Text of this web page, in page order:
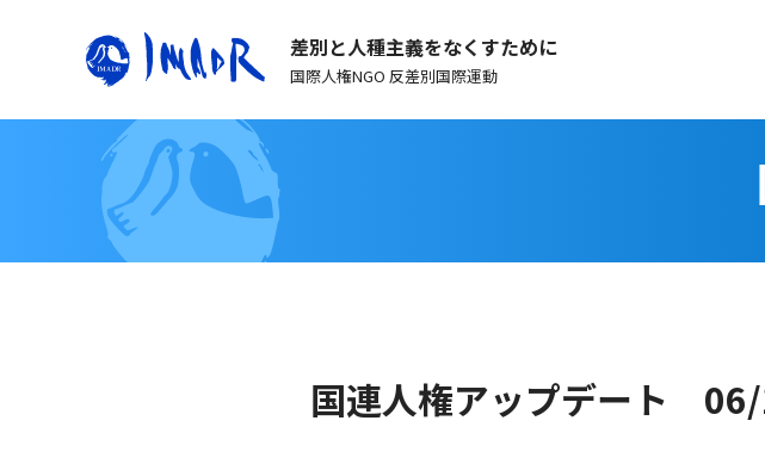
差別と人種主義をなくすために
国際人権NGO 反差別国際運動
国連人権アップデート